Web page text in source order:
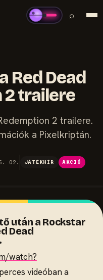
⌕
Red Dead
2 trailere
2 trailere.
a Pixelkriptán.
02. JÁTÉKHÍR AKCIÓ
után a Rockstar
Dead
watch?
videóban a